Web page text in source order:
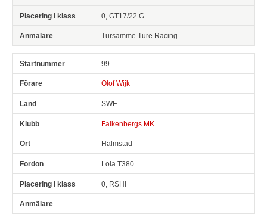
0, GT17/22 G
Tursamme Ture Racing
99
Olof Wijk
SWE
Falkenbergs MK
Halmstad
Lola T380
0, RSHI